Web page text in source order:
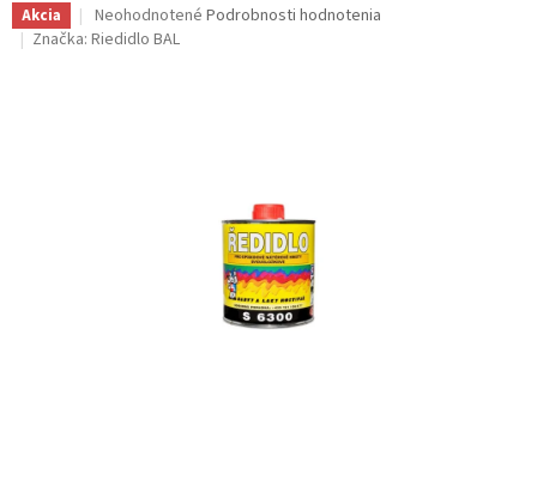
Akcia
Priemerné
hodnotenie
Neohodnotené Podrobnosti hodnotenia
Značka: Riedidlo BAL